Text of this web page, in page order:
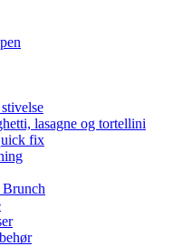
lasagne og tortellini
fix